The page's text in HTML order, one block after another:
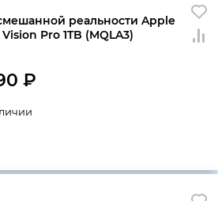
реальности Apple
Vision Pro 1TB (MQLA3)
₽